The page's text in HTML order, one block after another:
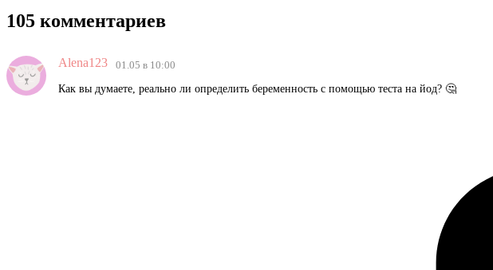
105 комментариев
Alena123 01.05 в 10:00
Как вы думаете, реально ли определить беременность с помощью теста на йод? 🤔